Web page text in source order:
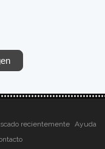
recientemente
Ayuda